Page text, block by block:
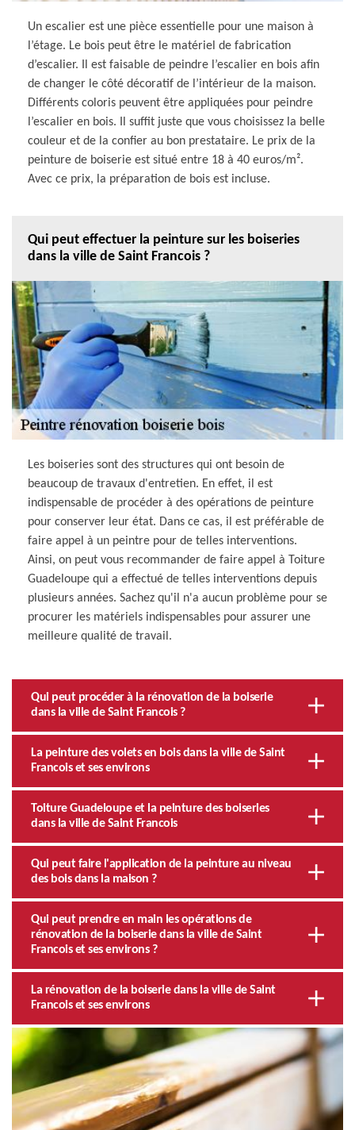
Un escalier est une pièce essentielle pour une maison à
l’étage. Le bois peut être le matériel de fabrication
d’escalier. Il est faisable de peindre l’escalier en bois afin
de changer le côté décoratif de l’intérieur de la maison.
Différents coloris peuvent être appliquées pour peindre
l’escalier en bois. Il suffit juste que vous choisissez la belle
couleur et de la confier au bon prestataire. Le prix de la
peinture de boiserie est situé entre 18 à 40 euros/m².
Avec ce prix, la préparation de bois est incluse.
Qui peut effectuer la peinture sur les boiseries
dans la ville de Saint Francois ?
Les boiseries sont des structures qui ont besoin de
beaucoup de travaux d'entretien. En effet, il est
indispensable de procéder à des opérations de peinture
pour conserver leur état. Dans ce cas, il est préférable de
faire appel à un peintre pour de telles interventions.
Ainsi, on peut vous recommander de faire appel à Toiture
Guadeloupe qui a effectué de telles interventions depuis
plusieurs années. Sachez qu'il n'a aucun problème pour se
procurer les matériels indispensables pour assurer une
meilleure qualité de travail.
Qui peut procéder à la rénovation de la boiserie
dans la ville de Saint Francois ?
La peinture des volets en bois dans la ville de Saint
Francois et ses environs
Toiture Guadeloupe et la peinture des boiseries
dans la ville de Saint Francois
Qui peut faire l'application de la peinture au niveau
des bois dans la maison ?
Qui peut prendre en main les opérations de
rénovation de la boiserie dans la ville de Saint
Francois et ses environs ?
La rénovation de la boiserie dans la ville de Saint
Francois et ses environs